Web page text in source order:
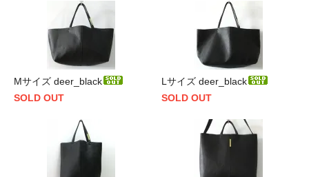
Mサイズ deer_black
SOLD OUT
Lサイズ deer_black
SOLD OUT